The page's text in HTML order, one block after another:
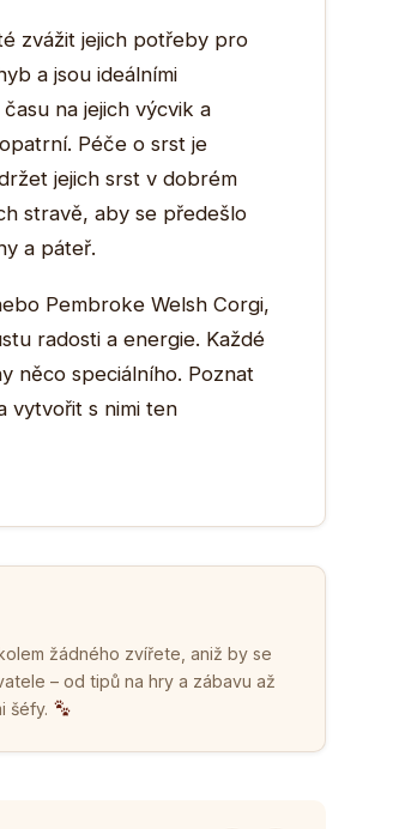
zvážit jejich potřeby pro
a jsou ideálními
na jejich výcvik a
Péče o srst je
jejich srst v dobrém
stravě, aby se předešlo
a páteř.
Pembroke Welsh Corgi,
radosti a energie. Každé
něco speciálního. Poznat
vytvořit s nimi ten
žádného zvířete, aniž by se
– od tipů na hry a zábavu až
šéfy.